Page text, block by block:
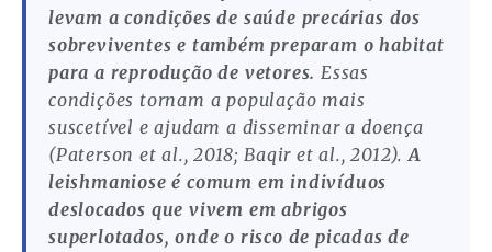
levam a condições de saúde precárias dos
sobreviventes e também preparam o habitat
para a reprodução de vetores. Essas
condições tornam a população mais
suscetível e ajudam a disseminar a doença
(Paterson et al., 2018; Baqir et al., 2012).A
leishmaniose é comum em indivíduos
deslocados que vivem em abrigos
superlotados, onde o risco de picadas de